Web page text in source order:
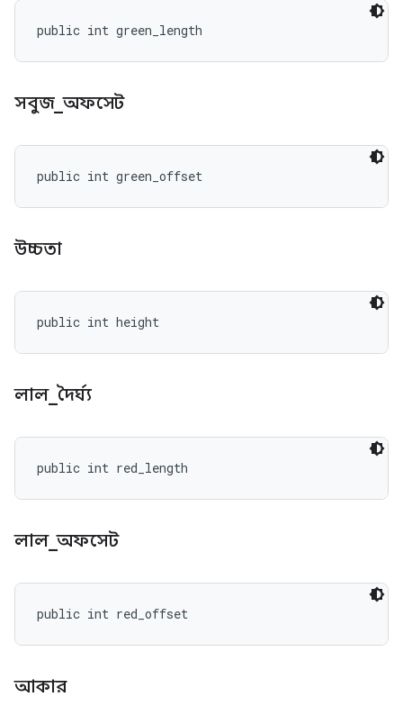
public int green_length
সবুজ_অফসেট
public int green_offset
উচ্চতা
public int height
লাল_দৈর্ঘ্য
public int red_length
লাল_অফসেট
public int red_offset
আকার